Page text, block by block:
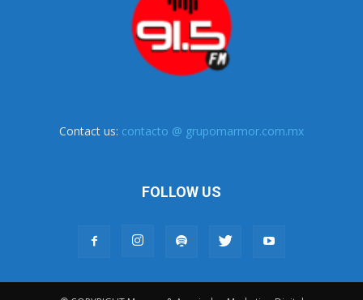
Contact us: contacto @ grupomarmor.com.mx
FOLLOW US